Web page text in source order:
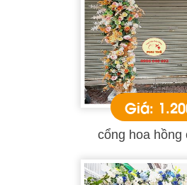
Giá:
cổng hoa hồng